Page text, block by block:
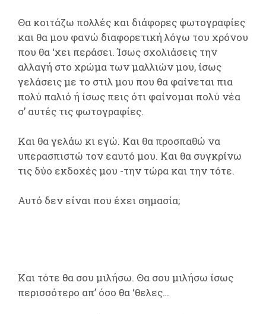
Θα κοιτάζω πολλές και διάφορες φωτογραφίες
και θα μου φανώ διαφορετική λόγω του χρόνου
που θα ‘χει περάσει. Ίσως σχολιάσεις την
αλλαγή στο χρώμα των μαλλιών μου, ίσως
γελάσεις με το στιλ μου που θα φαίνεται πια
πολύ παλιό ή ίσως πεις ότι φαίνομαι πολύ νέα
σ’ αυτές τις φωτογραφίες.
Και θα γελάω κι εγώ. Και θα προσπαθώ να
υπερασπιστώ τον εαυτό μου. Και θα συγκρίνω
τις δύο εκδοχές μου -την τώρα και την τότε.
Αυτό δεν είναι που έχει σημασία;
Και τότε θα σου μιλήσω. Θα σου μιλήσω ίσως
περισσότερο απ’ όσο θα ‘θελες…